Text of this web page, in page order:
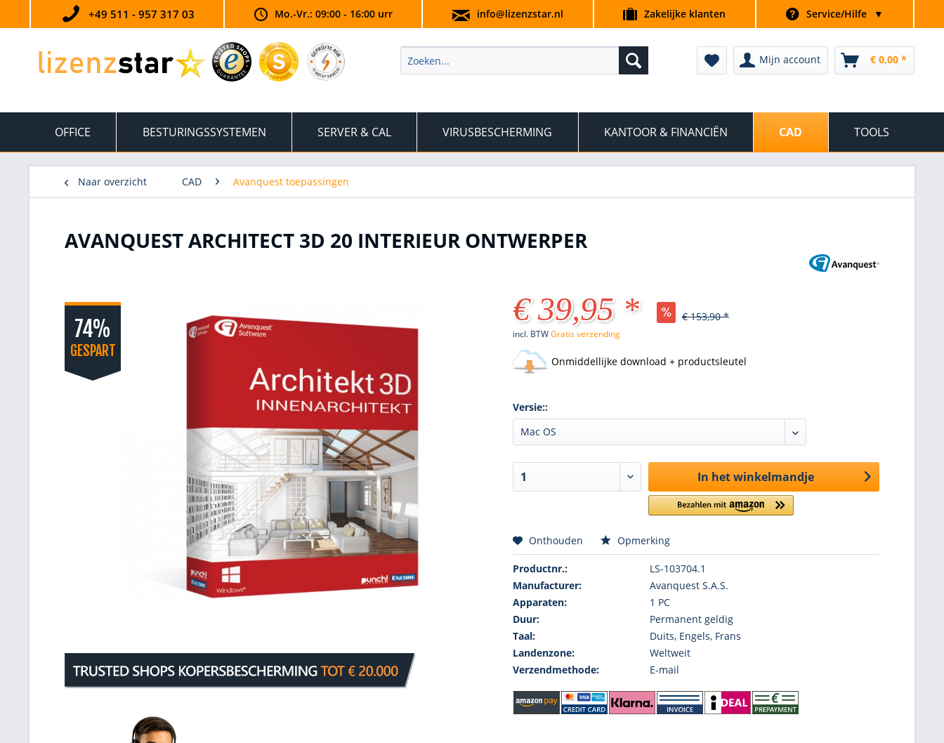
+49 511 - 957 317 03 Mo.-Vr.: 09:00 - 16:00 urr info@lizenzstar.nl Zakelijke klanten Service/Hilfe ▼
Mijn account € 0,00 *
OFFICE BESTURINGSSYSTEMEN SERVER & CAL VIRUSBESCHERMING KANTOOR & FINANCIËN CAD TOOLS
Naar overzicht CAD Avanquest toepassingen
AVANQUEST ARCHITECT 3D 20 INTERIEUR ONTWERPER
74%
GESPART
€ 39,95 * € 153,90 *
incl. BTWGratis verzending
Onmiddellijke download + productsleutel
Versie::
In het winkelmandje
Onthouden Opmerking
Productnr.:
LS-103704.1
Manufacturer:
Avanquest S.A.S.
Apparaten:
1 PC
Duur:
Permanent geldig
Taal:
Duits, Engels, Frans
Landenzone:
Weltweit
Verzendmethode:
E-mail